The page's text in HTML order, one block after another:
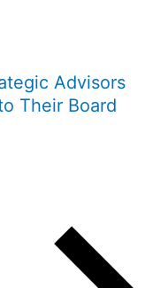
Advisors
Their Board